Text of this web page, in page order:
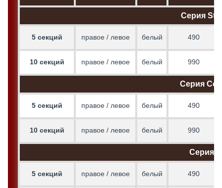
Серия
5 секций правое / левое белый 490
10 секций правое / левое белый 990
Серия
5 секций правое / левое белый 490
10 секций правое / левое белый 990
Серия
5 секций правое / левое белый 490